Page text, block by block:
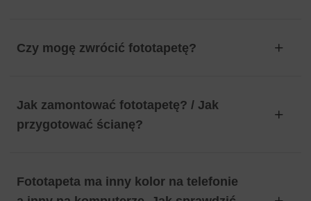
Czy mogę zwrócić fototapetę?
Jak zamontować fototapetę? / Jak
przygotować ścianę?
Fototapeta ma inny kolor na telefonie